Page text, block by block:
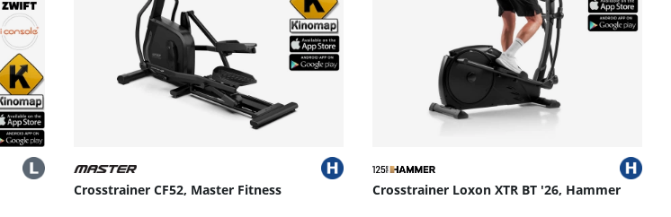
Crosstrainer CF52, Master Fitness Crosstrainer Loxon XTR BT '26, Hammer